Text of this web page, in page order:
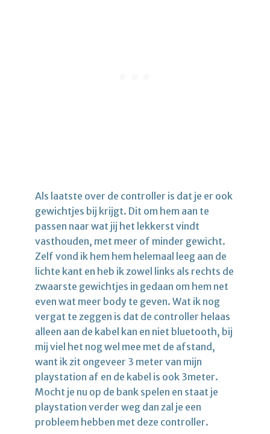
Als laatste over de controller is dat je er ook
gewichtjes bij krijgt. Dit om hem aan te
passen naar wat jij het lekkerst vindt
vasthouden, met meer of minder gewicht.
Zelf vond ik hem hem helemaal leeg aan de
lichte kant en heb ik zowel links als rechts de
zwaarste gewichtjes in gedaan om hem net
even wat meer body te geven. Wat ik nog
vergat te zeggen is dat de controller helaas
alleen aan de kabel kan en niet bluetooth, bij
mij viel het nog wel mee met de afstand,
want ik zit ongeveer 3 meter van mijn
playstation af en de kabel is ook 3meter.
Mocht je nu op de bank spelen en staat je
playstation verder weg dan zal je een
probleem hebben met deze controller.